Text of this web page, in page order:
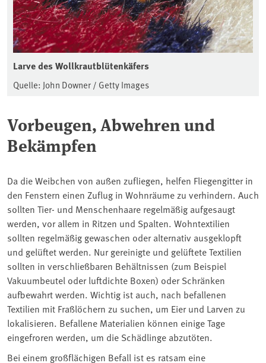
Larve des Wollkrautblütenkäfers
Quelle: John Downer / Getty Images
Vorbeugen, Abwehren und
Bekämpfen
Da die Weibchen von außen zufliegen, helfen Fliegengitter in
den Fenstern einen Zuflug in Wohnräume zu verhindern. Auch
sollten Tier- und Menschenhaare regelmäßig aufgesaugt
werden, vor allem in Ritzen und Spalten. Wohntextilien
sollten regelmäßig gewaschen oder alternativ ausgeklopft
und gelüftet werden. Nur gereinigte und gelüftete Textilien
sollten in verschließbaren Behältnissen (zum Beispiel
Vakuumbeutel oder luftdichte Boxen) oder Schränken
aufbewahrt werden. Wichtig ist auch, nach befallenen
Textilien mit Fraßlöchern zu suchen, um Eier und Larven zu
lokalisieren. Befallene Materialien können einige Tage
eingefroren werden, um die Schädlinge abzutöten.
Bei einem großflächigen Befall ist es ratsam eine